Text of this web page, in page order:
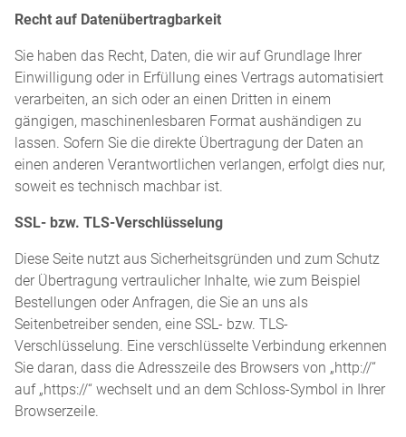
Recht auf Datenübertragbarkeit
Sie haben das Recht, Daten, die wir auf Grundlage Ihrer
Einwilligung oder in Erfüllung eines Vertrags automatisiert
verarbeiten, an sich oder an einen Dritten in einem
gängigen, maschinenlesbaren Format aushändigen zu
lassen. Sofern Sie die direkte Übertragung der Daten an
einen anderen Verantwortlichen verlangen, erfolgt dies nur,
soweit es technisch machbar ist.
SSL- bzw. TLS-Verschlüsselung
Diese Seite nutzt aus Sicherheitsgründen und zum Schutz
der Übertragung vertraulicher Inhalte, wie zum Beispiel
Bestellungen oder Anfragen, die Sie an uns als
Seitenbetreiber senden, eine SSL- bzw. TLS-
Verschlüsselung. Eine verschlüsselte Verbindung erkennen
Sie daran, dass die Adresszeile des Browsers von „http://“
auf „https://“ wechselt und an dem Schloss-Symbol in Ihrer
Browserzeile.